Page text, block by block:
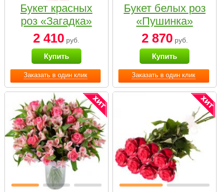
Заказать в один клик
Букет красных
роз «Загадка»
2 410 руб.
Купить
Заказать в один клик
Букет белых роз
«Пушинка»
2 870руб.
Купить